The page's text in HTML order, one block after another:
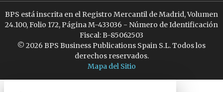
BPS está inscrita en el Registro Mercantil de Madrid, Volumen
24.100, Folio 172, Página M-433036 - Número de Identificación
Fiscal: B-85062503
© 2026 BPS Business Publications Spain S.L. Todos los
derechos reservados.
Mapa del Sitio